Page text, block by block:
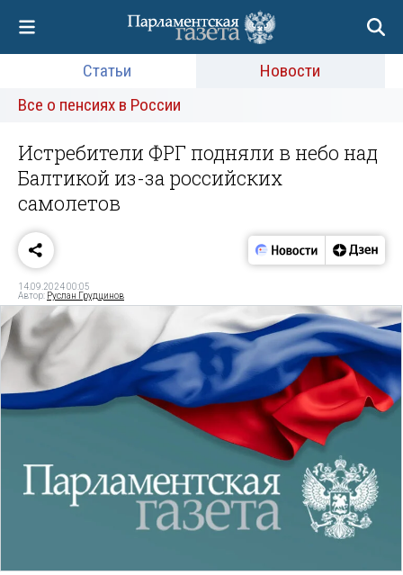
Статьи
Новости
Все о пенсиях в России
Истребители ФРГ подняли в небо над
Балтикой из-за российских
самолетов
14.09.2024 00:05
Автор: Руслан Грудцинов